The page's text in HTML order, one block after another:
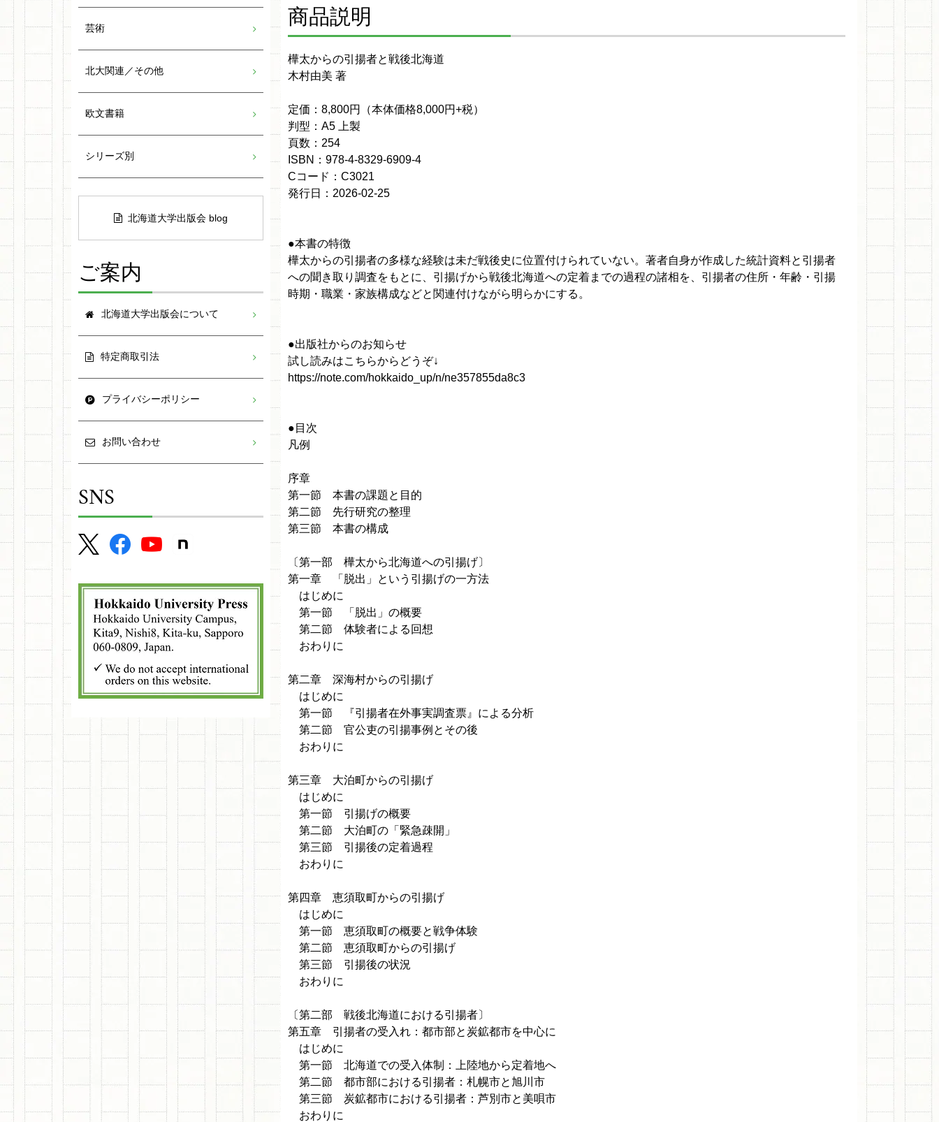
商品説明
樺太からの引揚者と戦後北海道
木村由美 著
定価：8,800円（本体価格8,000円+税）
判型：A5 上製
頁数：254
ISBN：978-4-8329-6909-4
Cコード：C3021
発行日：2026-02-25
●本書の特徴
樺太からの引揚者の多様な経験は未だ戦後史に位置付けられていない。著者自身が作成した統計資料と引揚者
への聞き取り調査をもとに、引揚げから戦後北海道への定着までの過程の諸相を、引揚者の住所・年齢・引揚
時期・職業・家族構成などと関連付けながら明らかにする。
●出版社からのお知らせ
試し読みはこちらからどうぞ↓
https://note.com/hokkaido_up/n/ne357855da8c3
●目次
凡例
序章
第一節 本書の課題と目的
第二節 先行研究の整理
第三節 本書の構成
〔第一部 樺太から北海道への引揚げ〕
第一章 「脱出」という引揚げの一方法
はじめに
第一節 「脱出」の概要
第二節 体験者による回想
おわりに
第二章 深海村からの引揚げ
はじめに
第一節 『引揚者在外事実調査票』による分析
第二節 官公吏の引揚事例とその後
おわりに
第三章 大泊町からの引揚げ
はじめに
第一節 引揚げの概要
第二節 大泊町の「緊急疎開」
第三節 引揚後の定着過程
おわりに
第四章 恵須取町からの引揚げ
はじめに
第一節 恵須取町の概要と戦争体験
第二節 恵須取町からの引揚げ
第三節 引揚後の状況
おわりに
〔第二部 戦後北海道における引揚者〕
第五章 引揚者の受入れ：都市部と炭鉱都市を中心に
はじめに
第一節 北海道での受入体制：上陸地から定着地へ
第二節 都市部における引揚者：札幌市と旭川市
第三節 炭鉱都市における引揚者：芦別市と美唄市
おわりに
芸術
北大関連／その他
欧文書籍
シリーズ別
北海道大学出版会 blog
ご案内
北海道大学出版会について
特定商取引法
プライバシーポリシー
お問い合わせ
SNS